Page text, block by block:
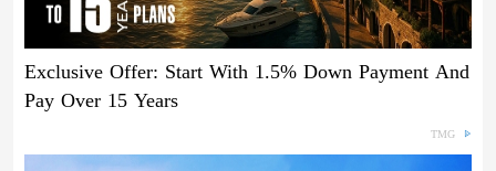
Exclusive Offer: Start With 1.5% Down Payment And
Pay Over 15 Years
TMG